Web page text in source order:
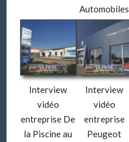
Automobiles
Interview
vidéo
entreprise De
la Piscine au
Interview
vidéo
entreprise
Peugeot